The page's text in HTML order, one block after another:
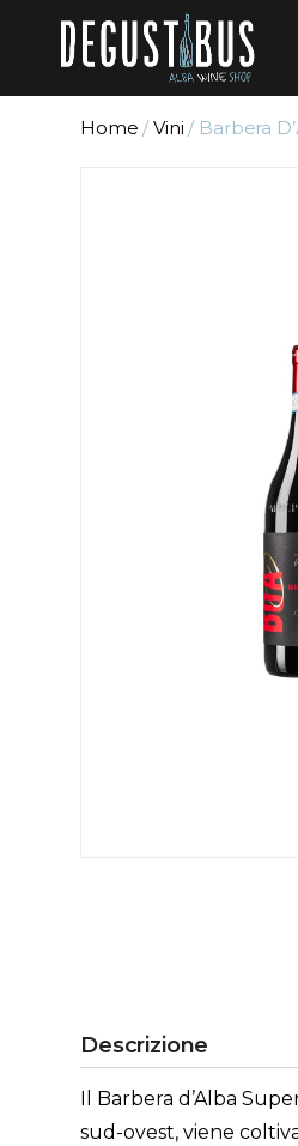
Home /Vini / Barbera
Descrizione
Il Barbera d’Alba
sud-ovest, viene